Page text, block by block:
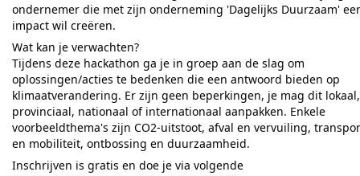
ondernemer die met zijn onderneming 'Dagelijks Duurzaam'
impact wil creëren.
Wat kan je verwachten?
Tijdens deze hackathon ga je in groep aan de slag om
oplossingen/acties te bedenken die een antwoord bieden op
klimaatverandering. Er zijn geen beperkingen, je mag dit lokaal,
provinciaal, nationaal of internationaal aanpakken. Enkele
voorbeeldthema's zijn CO2-uitstoot, afval en vervuiling,
en mobiliteit, ontbossing en duurzaamheid.
Inschrijven is gratis en doe je via volgende